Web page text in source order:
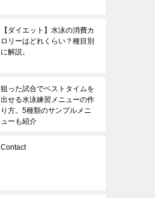
【ダイエット】水泳の消費カ
ロリーはどれくらい？種目別
に解説。
狙った試合でベストタイムを
出せる水泳練習メニューの作
り方。5種類のサンプルメニ
ューも紹介
Contact